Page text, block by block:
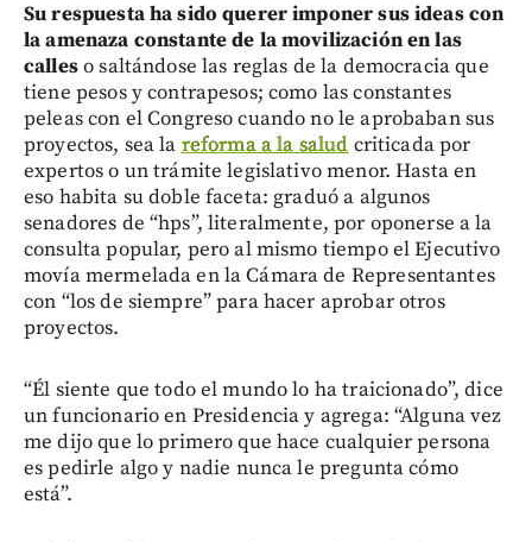
Su respuesta ha sido querer imponer sus ideas con
la amenaza constante de la movilización en las
calleso saltándose las reglas de la democracia que
tiene pesos y contrapesos; como las constantes
peleas con el Congreso cuando no le aprobaban sus
proyectos, sea la reforma a la salud criticada por
expertos o un trámite legislativo menor. Hasta en
eso habita su doble faceta: graduó a algunos
senadores de “hps”, literalmente, por oponerse a la
consulta popular, pero al mismo tiempo el Ejecutivo
movía mermelada en la Cámara de Representantes
con “los de siempre” para hacer aprobar otros
proyectos.
“Él siente que todo el mundo lo ha traicionado”, dice
un funcionario en Presidencia y agrega: “Alguna vez
me dijo que lo primero que hace cualquier persona
es pedirle algo y nadie nunca le pregunta cómo
está”.